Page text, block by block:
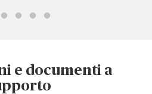
e documenti a